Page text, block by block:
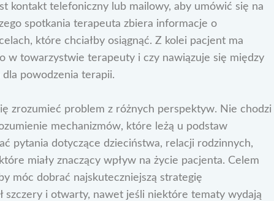
kontakt telefoniczny lub mailowy, aby umówić się na
spotkania terapeuta zbiera informacje o
które chciałby osiągnąć. Z kolei pacjent ma
w towarzystwie terapeuty i czy nawiązuje się między
powodzenia terapii.
zrozumieć problem z różnych perspektyw. Nie chodzi
mechanizmów, które leżą u podstaw
pytania dotyczące dzieciństwa, relacji rodzinnych,
miały znaczący wpływ na życie pacjenta. Celem
móc dobrać najskuteczniejszą strategię
szczery i otwarty, nawet jeśli niektóre tematy wydają